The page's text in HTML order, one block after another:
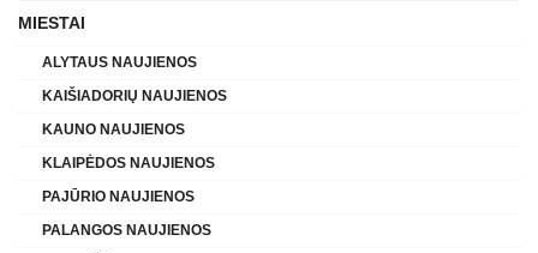
MIESTAI
ALYTAUS NAUJIENOS
KAIŠIADORIŲ NAUJIENOS
KAUNO NAUJIENOS
KLAIPĖDOS NAUJIENOS
PAJŪRIO NAUJIENOS
PALANGOS NAUJIENOS